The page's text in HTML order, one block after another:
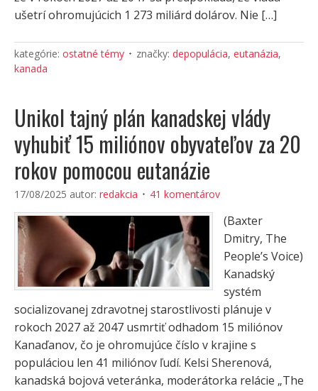
ušetrí ohromujúcich 1 273 miliárd dolárov. Nie […]
kategórie: ostatné témy značky: depopulácia, eutanázia,
kanada
Unikol tajný plán kanadskej vlády
vyhubiť 15 miliónov obyvateľov za 20
rokov pomocou eutanázie
17/08/2025 autor: redakcia 41 komentárov
(Baxter
Dmitry, The
People’s Voice)
Kanadský
systém
socializovanej zdravotnej starostlivosti plánuje v
rokoch 2027 až 2047 usmrtiť odhadom 15 miliónov
Kanaďanov, čo je ohromujúce číslo v krajine s
populáciou len 41 miliónov ľudí. Kelsi Sherenová,
kanadská bojová veteránka, moderátorka relácie „The